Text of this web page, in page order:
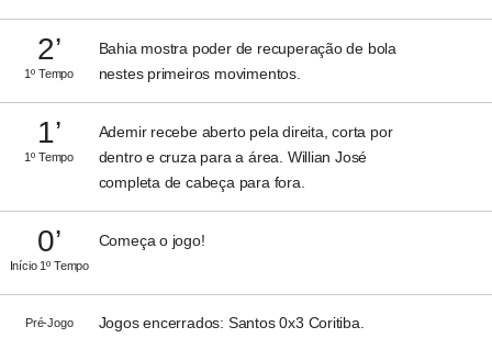
2’
1º Tempo
Bahia mostra poder de recuperação de bola
nestes primeiros movimentos.
1’
1º Tempo
Ademir recebe aberto pela direita, corta por
dentro e cruza para a área. Willian José
completa de cabeça para fora.
0’
Início 1º Tempo
Começa o jogo!
Pré-Jogo Jogos encerrados: Santos 0x3 Coritiba.